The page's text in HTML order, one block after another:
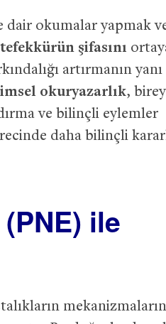
dair okumalar yapmak
şifasını
artırmanın yanı
okuryazarlık,
ve bilinçli eylemler
daha bilinçli
ile